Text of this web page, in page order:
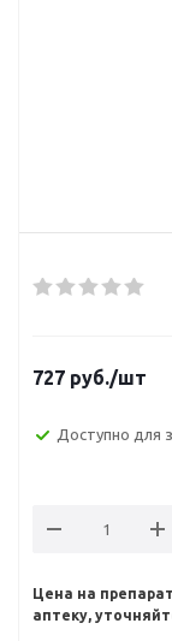
727 руб./шт
Доступно для
Цена на
аптеку,